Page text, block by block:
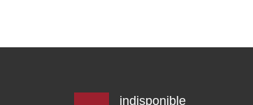
indisponible